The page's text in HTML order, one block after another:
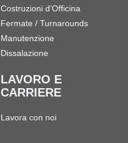
Costruzioni d’Officina
Fermate / Turnarounds
Manutenzione
Dissalazione
LAVORO E
CARRIERE
Lavora con noi